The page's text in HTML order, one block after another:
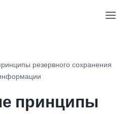
резервного сохранения
принципы